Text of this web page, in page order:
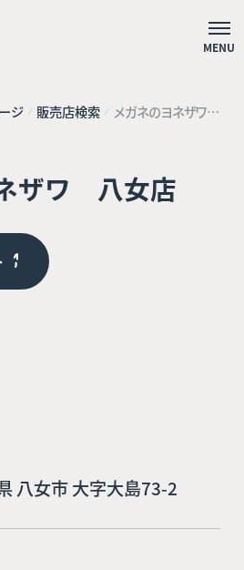
MENU
ジ 販売店検索 メガネのヨネザワ
八女店
ザワ 八女店
八女市 大字大島73-2